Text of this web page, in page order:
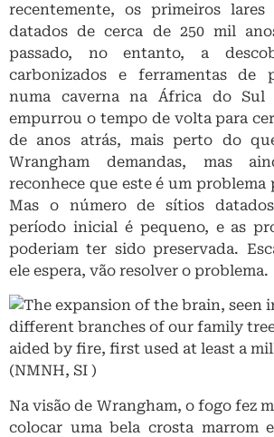
recentemente, os primeiros lares
datados de cerca de 250 mil
passado, no entanto, a
carbonizados e ferramentas de
numa caverna na África do Sul
empurrou o tempo de volta para
de anos atrás, mais perto do
Wrangham demandas, mas
reconhece que este é um problema
Mas o número de sítios
período inicial é pequeno, e as
poderiam ter sido preservada.
ele espera, vão resolver o problema.
Na visão de Wrangham, o fogo fez
colocar uma bela crosta marrom